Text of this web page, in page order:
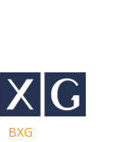
BXG